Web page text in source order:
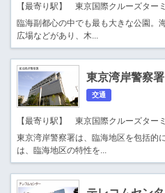
【最寄り駅】 東京国際クルーズター
臨海副都心の中でも最も大きな公園。
広場などがあり、木...
東京湾岸警察署
交通
【最寄り駅】 東京国際クルーズター
東京湾岸警察署は、臨海地区を包括的
は、臨海地区の特性を...